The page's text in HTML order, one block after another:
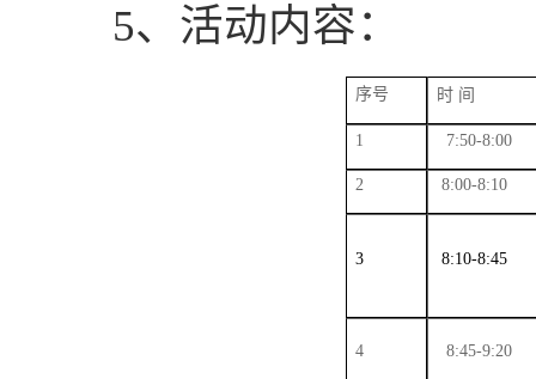
5、活动内容：
序号 时 间
1 7:50-8:00
2 8:00-8:10
3 8:10-8:45
4 8:45-9:20